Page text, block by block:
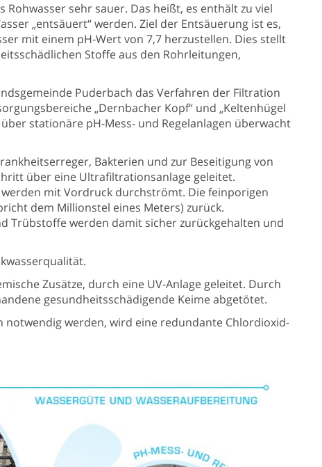
sehr sauer. Das heißt, es enthält zu viel
„entsäuert“ werden. Ziel der Entsäuerung ist es,
mit einem pH-Wert von 7,7 herzustellen. Dies stellt
Stoffe aus den Rohrleitungen,
Puderbach das Verfahren der Filtration
„Dernbacher Kopf“ und „Keltenhügel
stationäre pH-Mess- und Regelanlagen überwacht
Bakterien und zur Beseitigung von
über eine Ultrafiltrationsanlage geleitet.
mit Vordruck durchströmt. Die feinporigen
dem Millionstel eines Meters) zurück.
Trübstoffe werden damit sicher zurückgehalten und
Zusätze, durch eine UV-Anlage geleitet. Durch
gesundheitsschädigende Keime abgetötet.
notwendig werden, wird eine redundante Chlordioxid-